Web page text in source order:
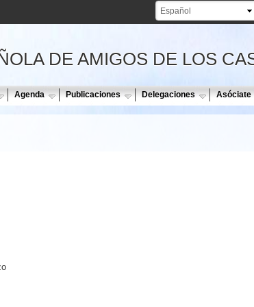
DE AMIGOS DE LOS
Agenda Publicaciones Delegaciones Asóciate